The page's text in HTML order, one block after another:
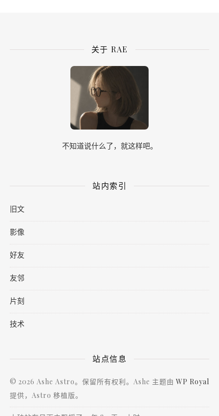
关于 RAE
不知道说什么了，就这样吧。
站内索引
旧文
影像
好友
友邻
片刻
技术
站点信息
© 2026 Ashe Astro。保留所有权利。Ashe 主题由 WP Royal
提供，Astro 移植版。